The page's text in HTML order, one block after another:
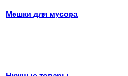
Мешки для мусора